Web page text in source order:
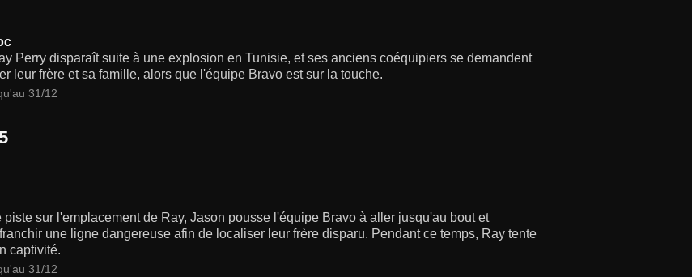
Perry disparaît suite à une explosion en Tunisie, et ses anciens coéquipiers se demandent
leur frère et sa famille, alors que l'équipe Bravo est sur la touche.
31/12
piste sur l'emplacement de Ray, Jason pousse l'équipe Bravo à aller jusqu'au bout et
une ligne dangereuse afin de localiser leur frère disparu. Pendant ce temps, Ray tente
captivité.
31/12